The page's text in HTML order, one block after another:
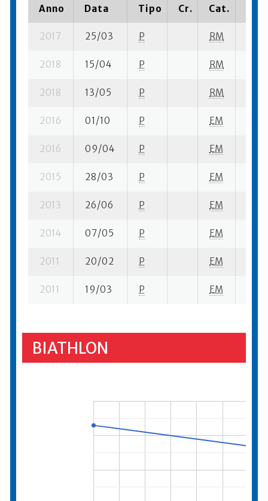
Anno Data Tipo Cr. Cat.
2017 25/03 P RM
2018 15/04 P RM
2018 13/05 P RM
2016 01/10 P EM
2016 09/04 P EM
2015 28/03 P EM
2013 26/06 P EM
2014 07/05 P EM
2011 20/02 P EM
2011 19/03 P EM
BIATHLON